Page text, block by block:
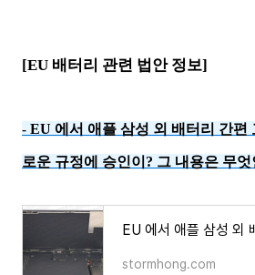
[EU 배터리 관련 법안 정보]
- EU 에서 애플 삼성 외 배터리 간편
로운 규정에 승인이? 그 내용은 무엇
stormhong.com